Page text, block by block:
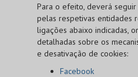
Para o efeito, deverá
pelas respetivas entidades
ligações abaixo indicadas,
detalhadas sobre os
e desativação de cookies:
Facebook